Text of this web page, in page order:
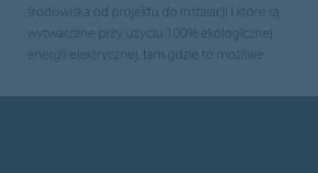
środowiska od projektu do instalacji i które są
wytwarzane przy użyciu 100% ekologicznej
energii elektrycznej, tam gdzie to możliwe.